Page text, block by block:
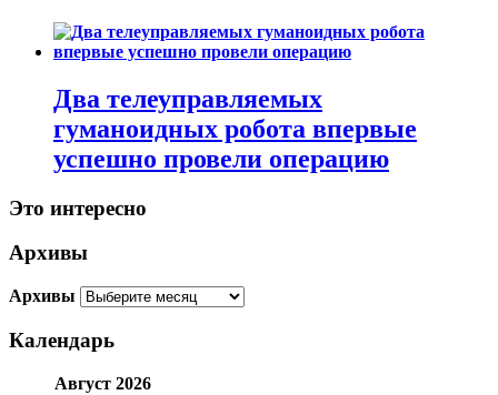
Два телеуправляемых
гуманоидных робота впервые
успешно провели операцию
Это интересно
Архивы
Архивы
Календарь
Август 2026